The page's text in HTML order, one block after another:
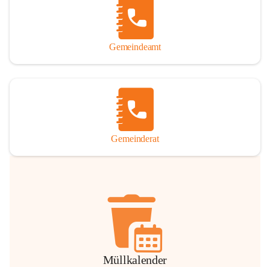
Gemeindeamt
Gemeinderat
Müllkalender